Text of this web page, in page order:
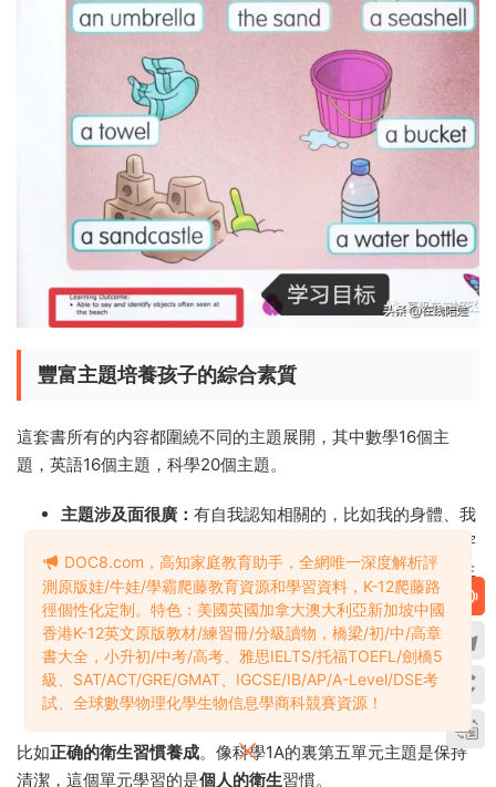
豐富主題培養孩子的綜合素質
這套書所有的内容都圍繞不同的主題展開，其中數學16個主
題，英語16個主題，科學20個主題。
主題涉及面很廣： 有自我認知相關的，比如我的身體、我
的家庭、我的學校等；有自然科學相關的比如動植物、宇
宙太空等，還有交通工具、良好習慣培養的如問候、衛生
清潔等等。
貼近孩子生活：不論是對于孩子人格的培養、還是良好行
爲習慣的養成都有正面的引導，非常符合幼兒教育的理
念，培養孩子的綜合素質。
比如正确的衛生習慣養成。像科學1A的裏第五單元主題是保持
清潔，這個單元學習的是個人的衛生習慣。
DOC8.com，高知家庭教育助手，全網唯一深度解析評
測原版娃/牛娃/學霸爬藤教育資源和學習資料，K-12爬藤路
徑個性化定制。特色：美國英國加拿大澳大利亞新加坡中國
香港K-12英文原版教材/練習冊/分級讀物，橋梁/初/中/高章
書大全，小升初/中考/高考、雅思IELTS/托福TOEFL/劍橋5
級、SAT/ACT/GRE/GMAT、IGCSE/IB/AP/A-Level/DSE考
試、全球數學物理化學生物信息學商科競賽資源！